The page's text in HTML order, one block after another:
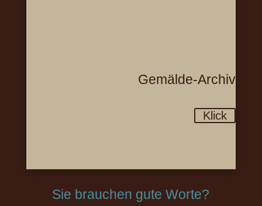
Gemälde-Archiv
Klick
Sie brauchen gute Worte?